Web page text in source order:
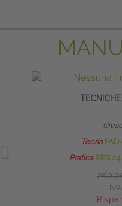
Teoria
PraticaRES